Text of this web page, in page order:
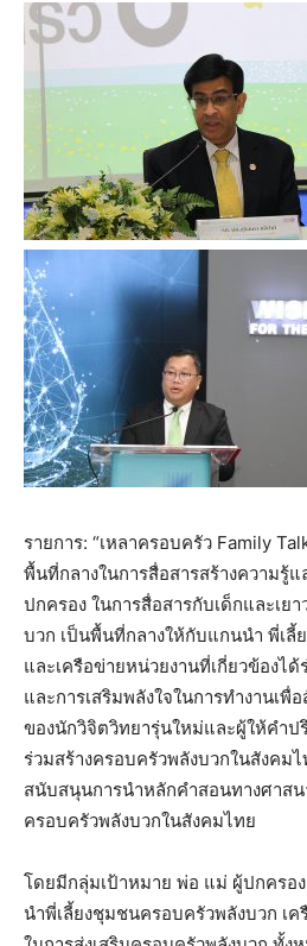
รายการ: “เหลาครอบครัว Family
พื้นที่กลางในการสื่อสารสร้างความรู้
ปกครอง ในการสื่อสารกับเด็กและเย
บวก เป็นพื้นที่กลางให้กับแกนนำ พี่เลี้
และเครือข่ายหน่วยงานที่เกี่ยวข้องไ
และการเสริมพลังใจในการทำงานเพื่
ของนักวิจิตวิทยารุ่นใหม่และผู้ให้คำ
ร่วมสร้างครอบครัวพลังบวกในสังคม
สนับสนุนการนำหลักคำสอนทางศาสน
ครอบครัวพลังบวกในสังคมไทย
โดยมีกลุ่มเป้าหมาย พ่อ แม่ ผู้ปกครอ
นำพี่เลี้ยงชุมชนครอบครัวพลังบวก เค